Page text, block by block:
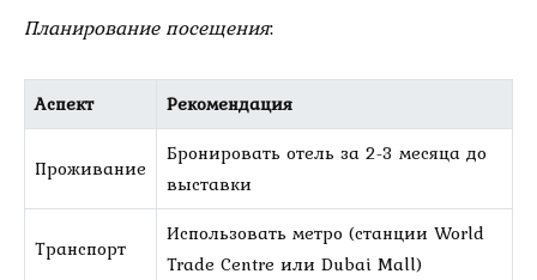
Планирование посещения:
Аспект Рекомендация
Проживание
Бронировать отель за 2-3 месяца до
выставки
Транспорт
Использовать метро (станции World
Trade Centre или Dubai Mall)